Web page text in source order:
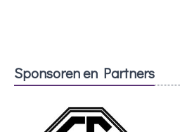
Sponsoren en Partners